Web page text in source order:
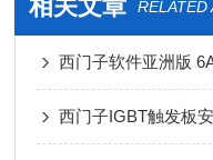
相关文章 RELATED
西门子软件亚洲版
西门子IGBT触发板